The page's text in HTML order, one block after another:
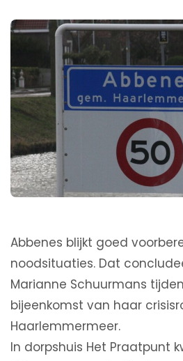
Abbenes blijkt goed
noodsituaties. Dat
Marianne Schuurmans
bijeenkomst van haar
Haarlemmermeer.
In dorpshuis Het Praatpunt